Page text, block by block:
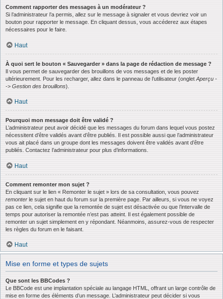
Comment rapporter des messages à un modérateur ?
Si l’administrateur l’a permis, allez sur le message à signaler et vous devriez voir un
bouton pour rapporter le message. En cliquant dessus, vous accéderez aux étapes
nécessaires pour le faire.
Haut
À quoi sert le bouton « Sauvegarder » dans la page de rédaction de message ?
Il vous permet de sauvegarder des brouillons de vos messages et de les poster
ultérieurement. Pour les recharger, allez dans le panneau de l’utilisateur (onglet Aperçu -
-> Gestion des brouillons).
Haut
Pourquoi mon message doit être validé ?
L’administrateur peut avoir décidé que les messages du forum dans lequel vous postez
nécessitent d’être validés avant d’être publiés. Il est possible aussi que l’administrateur
vous ait placé dans un groupe dont les messages doivent être validés avant d’être
publiés. Contactez l’administrateur pour plus d’informations.
Haut
Comment remonter mon sujet ?
En cliquant sur le lien « Remonter le sujet » lors de sa consultation, vous pouvez
remonter le sujet en haut du forum sur la première page. Par ailleurs, si vous ne voyez
pas ce lien, cela signifie que la remontée de sujet est désactivée ou que l’intervalle de
temps pour autoriser la remontée n’est pas atteint. Il est également possible de
remonter un sujet simplement en y répondant. Néanmoins, assurez-vous de respecter
les règles du forum en le faisant.
Haut
Mise en forme et types de sujets
Que sont les BBCodes ?
Le BBCode est une implantation spéciale au langage HTML, offrant un large contrôle de
mise en forme des éléments d’un message. L’administrateur peut décider si vous